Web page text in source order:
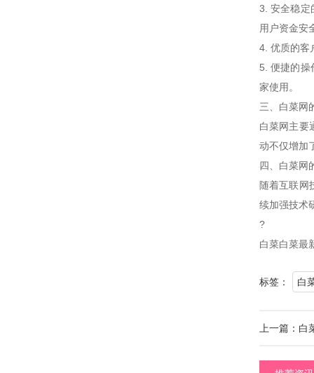
3. 安全稳定
用户资金安
4. 优质的客
5. 便捷的操
家使用。
三、白菜网
白菜网主要
动不仅增加
四、白菜网
随着互联网
续加强技术
?
白菜白菜最
标签： 白
上一篇：白